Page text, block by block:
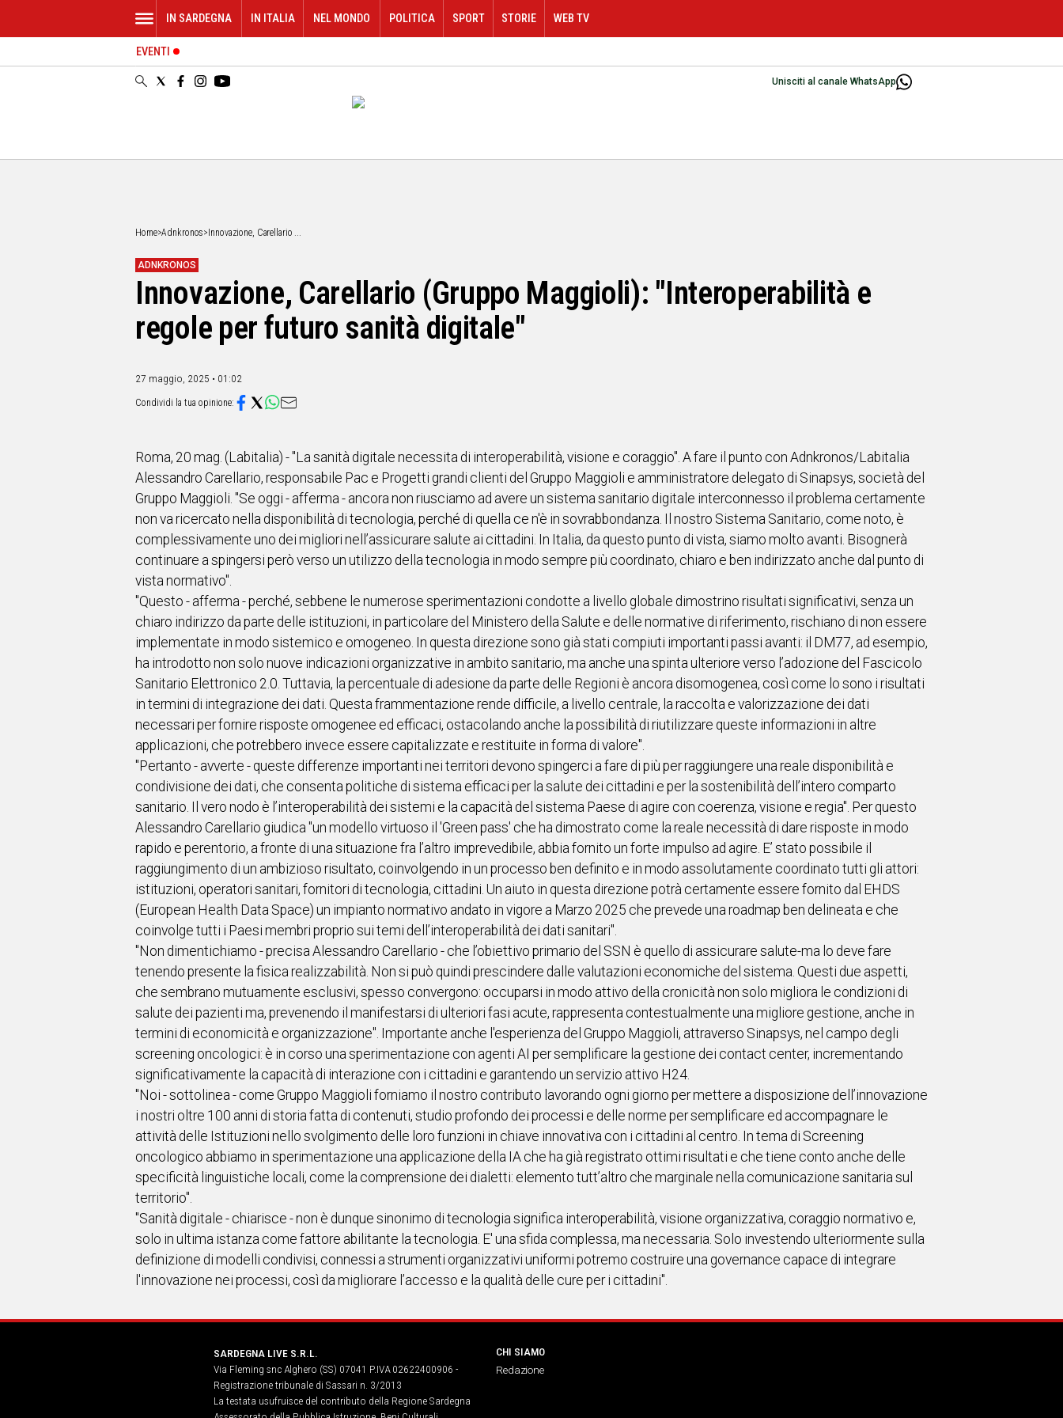
ORISTANO
Vai
Unisciti al canale WhatsApp
IN SARDEGNA IN ITALIA NEL MONDO POLITICA SPORT STORIE WEB TV
EVENTI
Home>Adnkronos> Innovazione, Carellario ...
ADNKRONOS
Innovazione, Carellario (Gruppo Maggioli): "Interoperabilità e
regole per futuro sanità digitale"
27 maggio, 2025 • 01:02
Roma, 20 mag. (Labitalia) - "La sanità digitale necessita di interoperabilità, visione e coraggio". A fare il punto con Adnkronos/Labitalia
Alessandro Carellario, responsabile Pac e Progetti grandi clienti del Gruppo Maggioli e amministratore delegato di Sinapsys, società del
Gruppo Maggioli. "Se oggi - afferma - ancora non riusciamo ad avere un sistema sanitario digitale interconnesso il problema certamente
non va ricercato nella disponibilità di tecnologia, perché di quella ce n'è in sovrabbondanza. Il nostro Sistema Sanitario, come noto, è
complessivamente uno dei migliori nell’assicurare salute ai cittadini. In Italia, da questo punto di vista, siamo molto avanti. Bisognerà
continuare a spingersi però verso un utilizzo della tecnologia in modo sempre più coordinato, chiaro e ben indirizzato anche dal punto di
vista normativo".
"Questo - afferma - perché, sebbene le numerose sperimentazioni condotte a livello globale dimostrino risultati significativi, senza un
chiaro indirizzo da parte delle istituzioni, in particolare del Ministero della Salute e delle normative di riferimento, rischiano di non essere
implementate in modo sistemico e omogeneo. In questa direzione sono già stati compiuti importanti passi avanti: il DM77, ad esempio,
ha introdotto non solo nuove indicazioni organizzative in ambito sanitario, ma anche una spinta ulteriore verso l’adozione del Fascicolo
Sanitario Elettronico 2.0. Tuttavia, la percentuale di adesione da parte delle Regioni è ancora disomogenea, così come lo sono i risultati
in termini di integrazione dei dati. Questa frammentazione rende difficile, a livello centrale, la raccolta e valorizzazione dei dati
necessari per fornire risposte omogenee ed efficaci, ostacolando anche la possibilità di riutilizzare queste informazioni in altre
applicazioni, che potrebbero invece essere capitalizzate e restituite in forma di valore".
"Pertanto - avverte - queste differenze importanti nei territori devono spingerci a fare di più per raggiungere una reale disponibilità e
condivisione dei dati, che consenta politiche di sistema efficaci per la salute dei cittadini e per la sostenibilità dell’intero comparto
sanitario. Il vero nodo è l’interoperabilità dei sistemi e la capacità del sistema Paese di agire con coerenza, visione e regia". Per questo
Alessandro Carellario giudica "un modello virtuoso il 'Green pass' che ha dimostrato come la reale necessità di dare risposte in modo
rapido e perentorio, a fronte di una situazione fra l’altro imprevedibile, abbia fornito un forte impulso ad agire. E’ stato possibile il
raggiungimento di un ambizioso risultato, coinvolgendo in un processo ben definito e in modo assolutamente coordinato tutti gli attori:
istituzioni, operatori sanitari, fornitori di tecnologia, cittadini. Un aiuto in questa direzione potrà certamente essere fornito dal EHDS
(European Health Data Space) un impianto normativo andato in vigore a Marzo 2025 che prevede una roadmap ben delineata e che
coinvolge tutti i Paesi membri proprio sui temi dell’interoperabilità dei dati sanitari".
"Non dimentichiamo - precisa Alessandro Carellario - che l’obiettivo primario del SSN è quello di assicurare salute-ma lo deve fare
tenendo presente la fisica realizzabilità. Non si può quindi prescindere dalle valutazioni economiche del sistema. Questi due aspetti,
che sembrano mutuamente esclusivi, spesso convergono: occuparsi in modo attivo della cronicità non solo migliora le condizioni di
salute dei pazienti ma, prevenendo il manifestarsi di ulteriori fasi acute, rappresenta contestualmente una migliore gestione, anche in
termini di economicità e organizzazione". Importante anche l'esperienza del Gruppo Maggioli, attraverso Sinapsys, nel campo degli
screening oncologici: è in corso una sperimentazione con agenti AI per semplificare la gestione dei contact center, incrementando
significativamente la capacità di interazione con i cittadini e garantendo un servizio attivo H24.
"Noi - sottolinea - come Gruppo Maggioli forniamo il nostro contributo lavorando ogni giorno per mettere a disposizione dell’innovazione
i nostri oltre 100 anni di storia fatta di contenuti, studio profondo dei processi e delle norme per semplificare ed accompagnare le
attività delle Istituzioni nello svolgimento delle loro funzioni in chiave innovativa con i cittadini al centro. In tema di Screening
oncologico abbiamo in sperimentazione una applicazione della IA che ha già registrato ottimi risultati e che tiene conto anche delle
specificità linguistiche locali, come la comprensione dei dialetti: elemento tutt’altro che marginale nella comunicazione sanitaria sul
territorio".
"Sanità digitale - chiarisce - non è dunque sinonimo di tecnologia significa interoperabilità, visione organizzativa, coraggio normativo e,
solo in ultima istanza come fattore abilitante la tecnologia. E' una sfida complessa, ma necessaria. Solo investendo ulteriormente sulla
definizione di modelli condivisi, connessi a strumenti organizzativi uniformi potremo costruire una governance capace di integrare
l'innovazione nei processi, così da migliorare l’accesso e la qualità delle cure per i cittadini".
SARDEGNA LIVE S.R.L.
Via Fleming snc Alghero (SS) 07041 P.IVA 02622400906 -
Registrazione tribunale di Sassari n. 3/2013
La testata usufruisce del contributo della Regione Sardegna
CHI SIAMO
Redazione